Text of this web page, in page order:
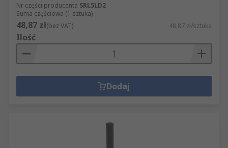
Nr części producenta SRL5LD2
Suma częściowa (1 sztuka)
48,87 zł(bez VAT) 48,87 zł/sztuka
Ilość
Dodaj